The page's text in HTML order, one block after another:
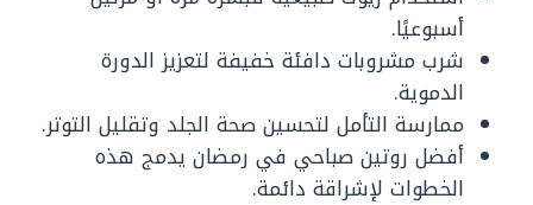
أسبوعيًا.
شرب مشروبات دافئة خفيفة لتعزيز الدورة
الدموية.
ممارسة التأمل لتحسين صحة الجلد وتقليل التوتر.
أفضل روتين صباحي في رمضان يدمج هذه
الخطوات لإشراقة دائمة.